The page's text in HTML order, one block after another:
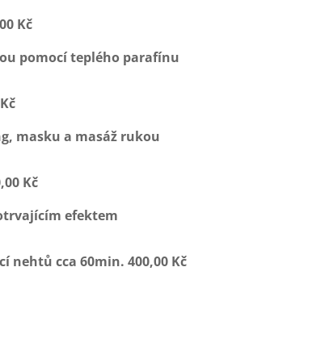
Kč
pomocí teplého parafínu
masku a masáž rukou
Kč
efektem
nehtů cca 60min. 400,00 Kč